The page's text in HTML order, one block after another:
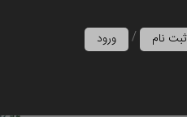
ورود / ثبت نام